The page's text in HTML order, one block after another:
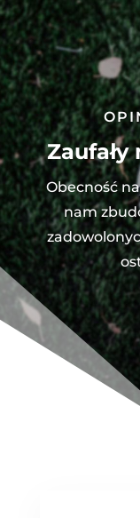
Obecność
nam